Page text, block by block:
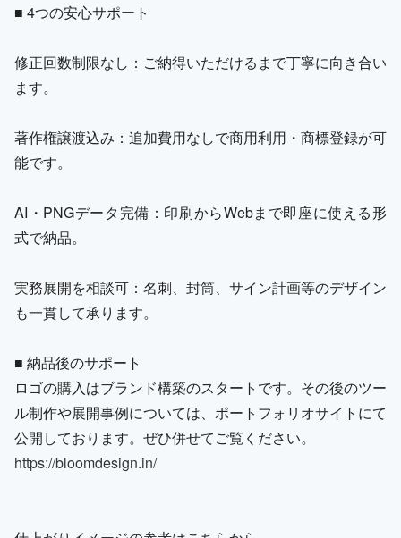
■ 4つの安心サポート
修正回数制限なし：ご納得いただけるまで丁寧に向き合い
ます。
著作権譲渡込み：追加費用なしで商用利用・商標登録が可
能です。
AI・PNGデータ完備：印刷からWebまで即座に使える形
式で納品。
実務展開を相談可：名刺、封筒、サイン計画等のデザイン
も一貫して承ります。
■ 納品後のサポート
ロゴの購入はブランド構築のスタートです。その後のツー
ル制作や展開事例については、ポートフォリオサイトにて
公開しております。ぜひ併せてご覧ください。
https://bloomdesign.in/